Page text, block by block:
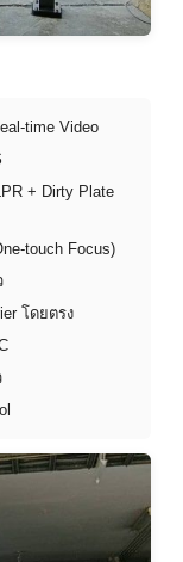
time Video
+ Dirty Plate
touch Focus)
โดยตรง